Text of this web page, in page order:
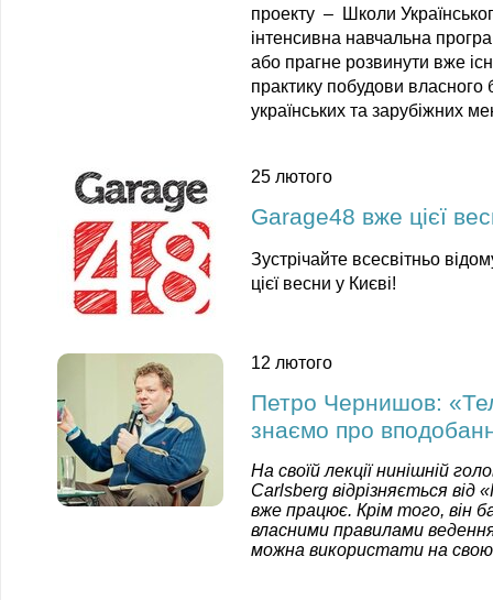
проекту –
Школи
інтенсивна навчальна
або прагне розвинути вже
практику побудови власного
українських та зарубіжних
25 лютого
Garage48 вже цієї
Зустрічайте всесвітньо
цієї весни у Києві!
12 лютого
Петро Чернишов:
знаємо про
На своїй лекції нинішній
Carlsberg відрізняється від
вже працює. Крім того, він
власними правилами
можна використати на